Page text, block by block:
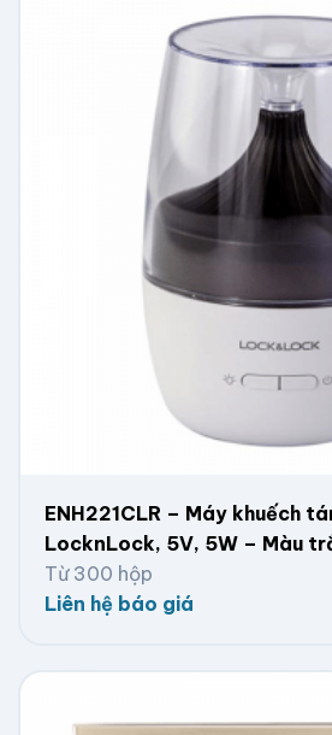
ENH221CLR – Máy khuếch
LocknLock, 5V, 5W – Màu
Từ 300 hộp
Liên hệ báo giá